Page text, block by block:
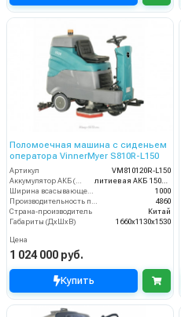
Поломоечная машина с сиденьем
оператора VinnerMyer S810R-L150
Артикул
VM810120R-L150
литиевая АКБ 150Ач С2
1000
4860
Страна-производитель
Китай
Габариты (ДхШхВ)
1660х1130х1530
Цена
1 024 000 руб.
Купить